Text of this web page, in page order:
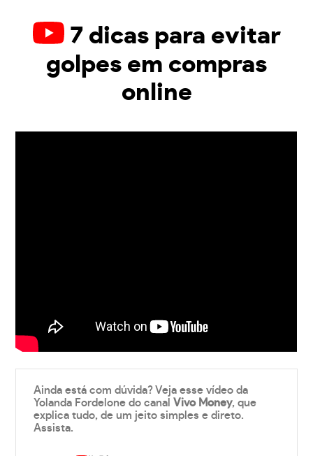
7 dicas para evitar
golpes em compras
online
Ainda está com dúvida? Veja esse vídeo da
Yolanda Fordelone do canalVivo Money, que
explica tudo, de um jeito simples e direto.
Assista.